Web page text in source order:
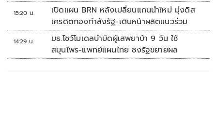
15:20 น.
เปิดแผน BRN หลังเปลี่ยนแกนนำใหม่ มุ่งดิส
เครดิตกองกำลังรัฐ-เดินหน้าผลิตแนวร่วม
14:29 น.
มธ.โชว์โมเดลบำบัดผู้เสพยาบ้า 9 วัน ใช้
สมุนไพร-แพทย์แผนไทย ชงรัฐขยายผล